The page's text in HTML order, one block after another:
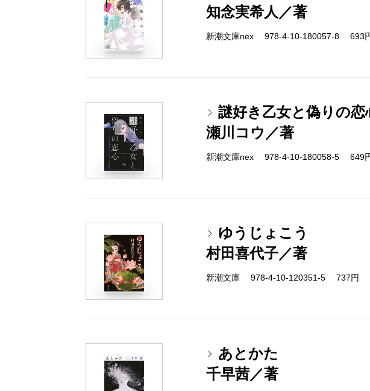
知念実希人／著
新潮文庫nex 978-4-10-180057-8 693
謎好き乙女と偽りの恋
瀬川コウ／著
新潮文庫nex 978-4-10-180058-5 649
ゆうじょこう
村田喜代子／著
新潮文庫 978-4-10-120351-5 737円
あとかた
千早茜／著